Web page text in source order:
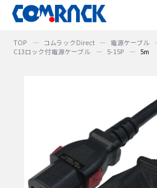
TOP コムラックDirect
電源ケーブル
C13ロック付電源ケーブル
5-15P 5m